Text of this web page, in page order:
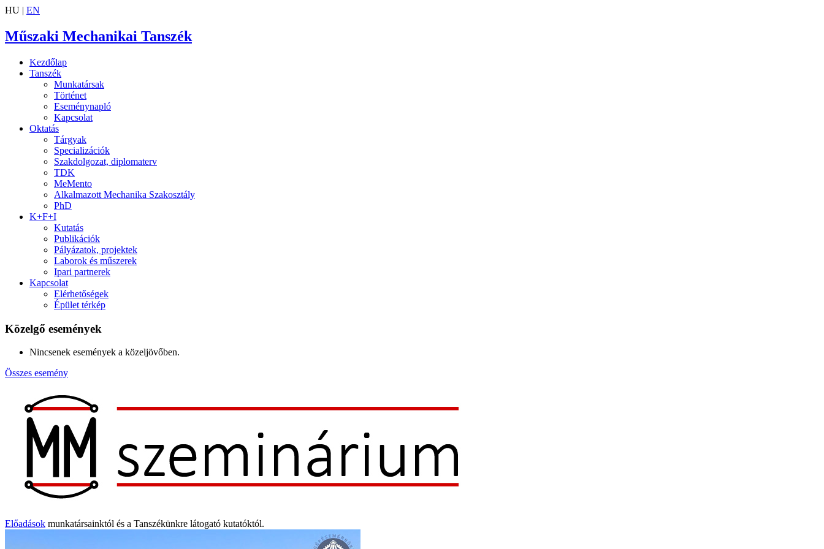
HU | EN
Műszaki Mechanikai Tanszék
Kezdőlap
Tanszék
Munkatársak
Történet
Eseménynapló
Kapcsolat
Oktatás
Tárgyak
Specializációk
Szakdolgozat, diplomaterv
TDK
MeMento
Alkalmazott Mechanika Szakosztály
PhD
K+F+I
Kutatás
Publikációk
Pályázatok, projektek
Laborok és műszerek
Ipari partnerek
Kapcsolat
Elérhetőségek
Épület térkép
Közelgő események
Nincsenek események a közeljövőben.
Összes esemény
Előadások munkatársainktól és a Tanszékünkre látogató kutatóktól.